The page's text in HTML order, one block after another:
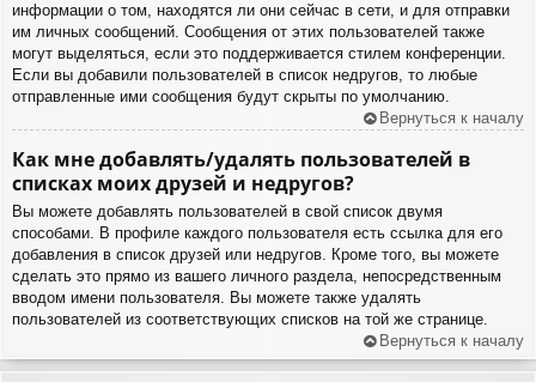
информации о том, находятся ли они сейчас в сети, и для отправки
им личных сообщений. Сообщения от этих пользователей также
могут выделяться, если это поддерживается стилем конференции.
Если вы добавили пользователей в список недругов, то любые
отправленные ими сообщения будут скрыты по умолчанию.
Вернуться к началу
Как мне добавлять/удалять пользователей в
списках моих друзей и недругов?
Вы можете добавлять пользователей в свой список двумя
способами. В профиле каждого пользователя есть ссылка для его
добавления в список друзей или недругов. Кроме того, вы можете
сделать это прямо из вашего личного раздела, непосредственным
вводом имени пользователя. Вы можете также удалять
пользователей из соответствующих списков на той же странице.
Вернуться к началу